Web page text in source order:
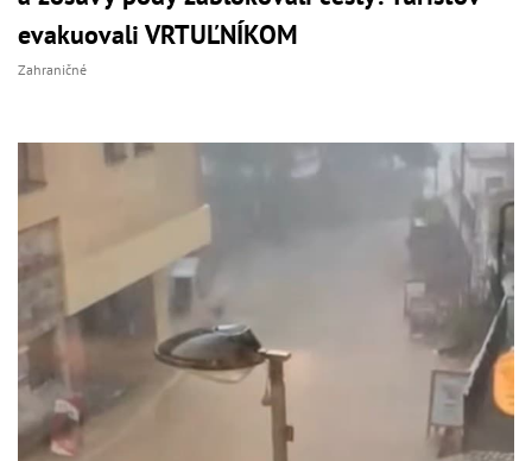
evakuovali VRTUĽNÍKOM
Zahraničné